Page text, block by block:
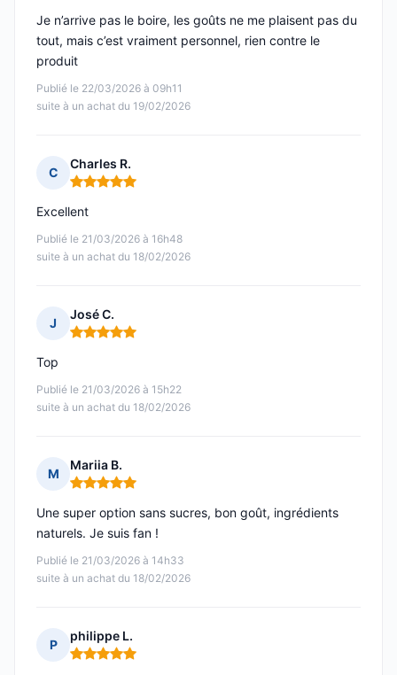
Publié le 22/03/2026 à 09h11
suite à un achat du 19/02/2026
Je n’arrive pas le boire, les goûts ne me plaisent pas du
tout, mais c’est vraiment personnel, rien contre le
produit
C
Charles R.
Note : 5 sur 5
Publié le 21/03/2026 à 16h48
suite à un achat du 18/02/2026
Excellent
J
José C.
Note : 5 sur 5
Publié le 21/03/2026 à 15h22
suite à un achat du 18/02/2026
Top
M
Mariia B.
Note : 5 sur 5
Publié le 21/03/2026 à 14h33
suite à un achat du 18/02/2026
Une super option sans sucres, bon goût, ingrédients
naturels. Je suis fan !
P
philippe L.
Note : 5 sur 5